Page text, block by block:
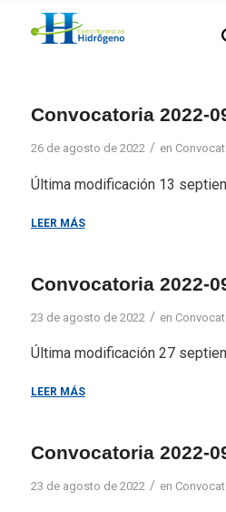
Convocatoria 2022-
26 de agosto de 2022 / en
Última modificación 13
LEER MÁS
Convocatoria 2022-
23 de agosto de 2022 / en
Última modificación 27
LEER MÁS
Convocatoria 2022-
23 de agosto de 2022 / en